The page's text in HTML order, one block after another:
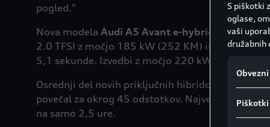
pogled."
Nova modela Audi A5 Avant e-hybrid quattro*
2.0 TFSI z močjo 185 kW (252 KM) in
5,1 sekunde. Izvedbi z močjo 220 kW od 0 do
Osrednji del novih priključnih hibridov A5 je nova
povečal za okrog 45 odstotkov. Največja moč
na samo 2,5 ure.
S piškotki
oglase,
vaši
družabnih